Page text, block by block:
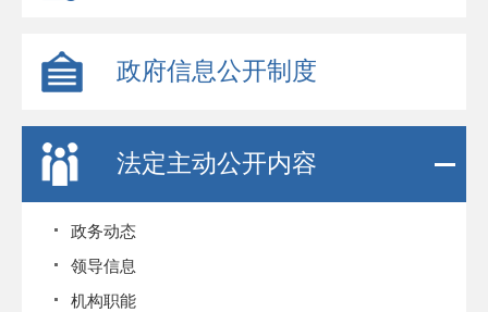
政府信息公开制度
法定主动公开内容
政务动态
领导信息
机构职能